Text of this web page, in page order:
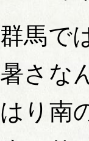
群馬で
暑さな
はり南